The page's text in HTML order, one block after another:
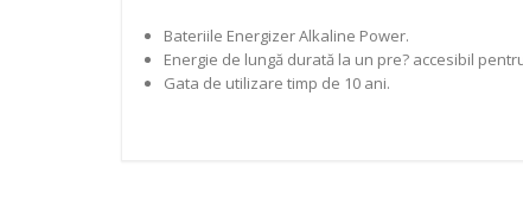
Bateriile Energizer Alkaline Power.
Energie de lungă durată la un pre? accesibil
Gata de utilizare timp de 10 ani.